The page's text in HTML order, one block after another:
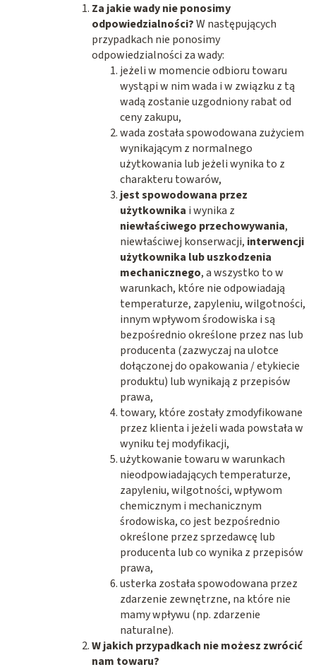
Za jakie wady nie ponosimy
odpowiedzialności?W następujących
przypadkach nie ponosimy
odpowiedzialności za wady:
jeżeli w momencie odbioru towaru
wystąpi w nim wada i w związku z tą
wadą zostanie uzgodniony rabat od
ceny zakupu,
wada została spowodowana zużyciem
wynikającym z normalnego
użytkowania lub jeżeli wynika to z
charakteru towarów,
jest spowodowana przez
użytkownika i wynika z
niewłaściwego przechowywania,
niewłaściwej konserwacji, interwencji
użytkownika lub uszkodzenia
mechanicznego, a wszystko to w
warunkach, które nie odpowiadają
temperaturze, zapyleniu, wilgotności,
innym wpływom środowiska i są
bezpośrednio określone przez nas lub
producenta (zazwyczaj na ulotce
dołączonej do opakowania / etykiecie
produktu) lub wynikają z przepisów
prawa,
towary, które zostały zmodyfikowane
przez klienta i jeżeli wada powstała w
wyniku tej modyfikacji,
użytkowanie towaru w warunkach
nieodpowiadających temperaturze,
zapyleniu, wilgotności, wpływom
chemicznym i mechanicznym
środowiska, co jest bezpośrednio
określone przez sprzedawcę lub
producenta lub co wynika z przepisów
prawa,
usterka została spowodowana przez
zdarzenie zewnętrzne, na które nie
mamy wpływu (np. zdarzenie
naturalne).
W jakich przypadkach nie możesz zwrócić
nam towaru?